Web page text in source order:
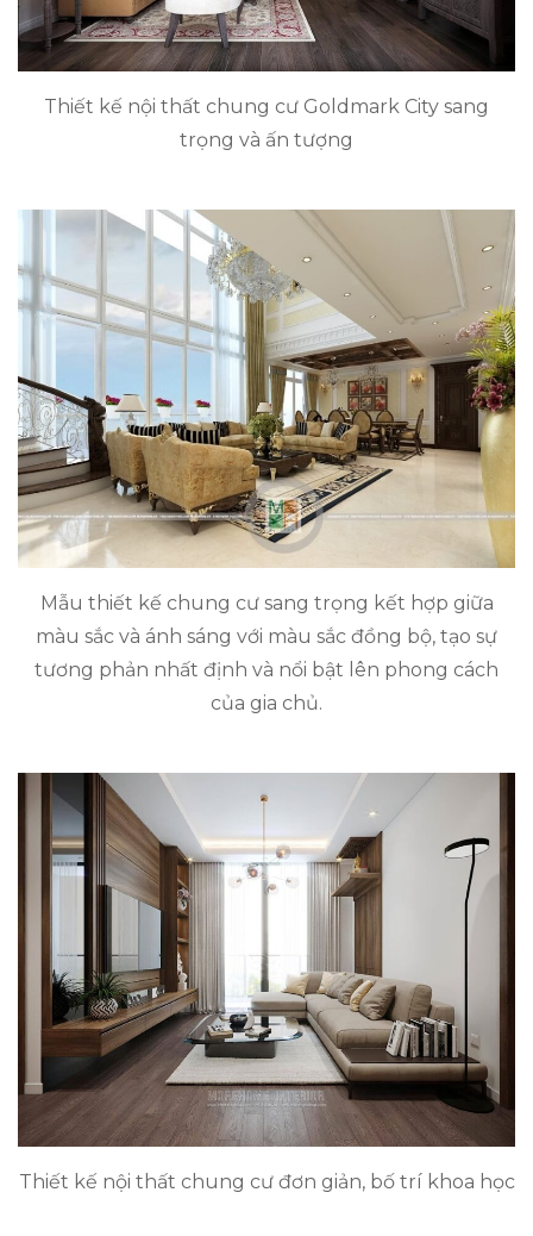
Thiết kế nội thất chung cư Goldmark City sang
trọng và ấn tượng
Mẫu thiết kế chung cư sang trọng kết hợp giữa
màu sắc và ánh sáng với màu sắc đồng bộ, tạo sự
tương phản nhất định và nổi bật lên phong cách
của gia chủ.
Thiết kế nội thất chung cư đơn giản, bố trí khoa học